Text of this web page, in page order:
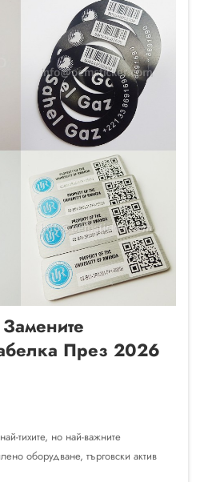
През 2026
тихите, но най-важните
оборудване, търговски актив
информация — серийни